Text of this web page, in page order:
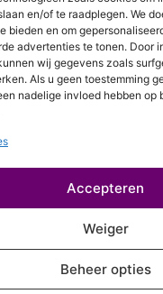
en/of te raadplegen. We
bieden en om
advertenties te tonen. Door
wij gegevens zoals
Als u geen toestemming
nadelige invloed hebben op
Accepteren
Weiger
Beheer opties
Lelystad
10 02
DC Lelystad
9.30 - 13.30
9.00 - 18.00 (De
9.00 - 18.00